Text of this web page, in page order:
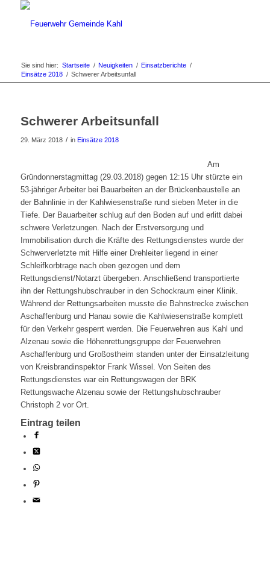
Sie sind hier: Startseite / Neuigkeiten / Einsatzberichte /
Einsätze 2018 / Schwerer Arbeitsunfall
Schwerer Arbeitsunfall
29. März 2018 / in Einsätze 2018
Am
Gründonnerstagmittag (29.03.2018) gegen 12:15 Uhr stürzte ein
53-jähriger Arbeiter bei Bauarbeiten an der Brückenbaustelle an
der Bahnlinie in der Kahlwiesenstraße rund sieben Meter in die
Tiefe. Der Bauarbeiter schlug auf den Boden auf und erlitt dabei
schwere Verletzungen. Nach der Erstversorgung und
Immobilisation durch die Kräfte des Rettungsdienstes wurde der
Schwerverletzte mit Hilfe einer Drehleiter liegend in einer
Schleifkorbtrage nach oben gezogen und dem
Rettungsdienst/Notarzt übergeben. Anschließend transportierte
ihn der Rettungshubschrauber in den Schockraum einer Klinik.
Während der Rettungsarbeiten musste die Bahnstrecke zwischen
Aschaffenburg und Hanau sowie die Kahlwiesenstraße komplett
für den Verkehr gesperrt werden. Die Feuerwehren aus Kahl und
Alzenau sowie die Höhenrettungsgruppe der Feuerwehren
Aschaffenburg und Großostheim standen unter der Einsatzleitung
von Kreisbrandinspektor Frank Wissel. Von Seiten des
Rettungsdienstes war ein Rettungswagen der BRK
Rettungswache Alzenau sowie der Rettungshubschrauber
Christoph 2 vor Ort.
Eintrag teilen